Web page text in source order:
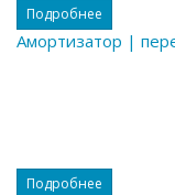
Подробнее
Амортизатор |
Подробнее